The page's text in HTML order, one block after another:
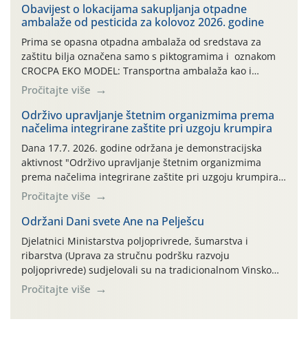
Obavijest o lokacijama sakupljanja otpadne
ambalaže od pesticida za kolovoz 2026. godine
Prima se opasna otpadna ambalaža od sredstava za
zaštitu bilja označena samo s piktogramima i oznakom
CROCPA EKO MODEL: Transportna ambalaža kao i
ambalaža drugih proizvoda koji nisu sredstva za zaštitu
bilja (npr. ambalaža od mineralnih gnojiva,) se ne
prihvaća. Korisnicima je osiguran besplatni povrat
prazne ambalaže isključivo ovih tvrtki: AGROCHEM-MAKS,
AGRONOM, ALBAUGH TKI* (PINUS […]
Pročitajte više
Održivo upravljanje štetnim organizmima prema
načelima integrirane zaštite pri uzgoju krumpira
Dana 17.7. 2026. godine održana je demonstracijska
aktivnost "Održivo upravljanje štetnim organizmima
prema načelima integrirane zaštite pri uzgoju krumpira"
na pokusnom polju "Poredje", kraj naselja Belica (ARKOD
parcela ID 2445031) (središnji dio Međimurske županije).
Pročitajte više
Održani Dani svete Ane na Pelješcu
Djelatnici Ministarstva poljoprivrede, šumarstva i
ribarstva (Uprava za stručnu podršku razvoju
poljoprivrede) sudjelovali su na tradicionalnom Vinskom
forumu, održanom 24.07.2026. godine u Domu vinarske
tradicije u Putnikovićima na poluotoku Pelješcu, u
Pročitajte više